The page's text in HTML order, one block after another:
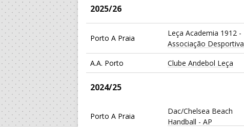
2025/26
Porto A Praia
Leça Academia 1912 -
Associação Desportiva
A.A. Porto Clube Andebol Leça
2024/25
Porto A Praia
Dac/Chelsea Beach
Handball - AP